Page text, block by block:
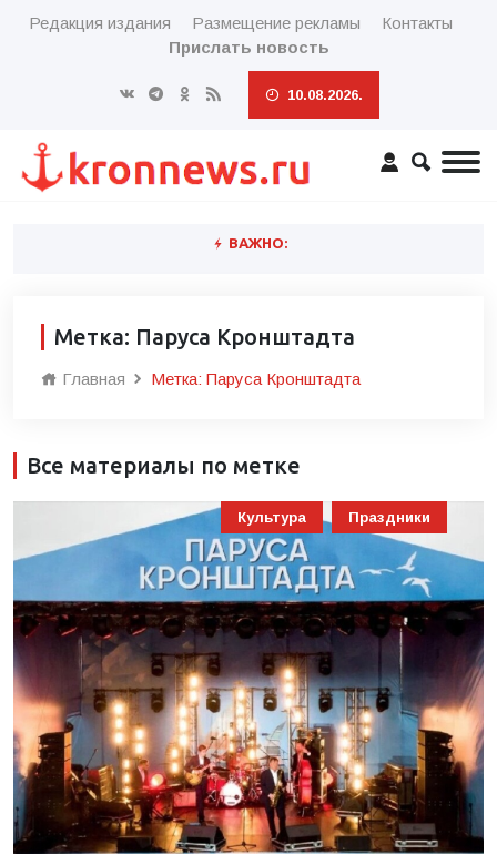
Редакция издания Размещение рекламы
Контакты
Прислать новость
10.08.2026.
ВАЖНО:
Метка: Паруса Кронштадта
Главная Метка: Паруса Кронштадта
Все материалы по метке
Культура Праздники